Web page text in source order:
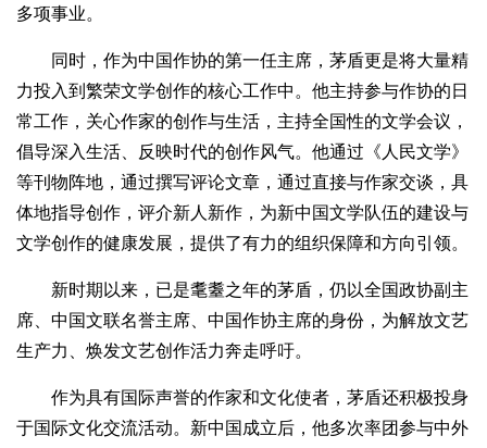
多项事业。
同时，作为中国作协的第一任主席，茅盾更是将大量精
力投入到繁荣文学创作的核心工作中。他主持参与作协的日
常工作，关心作家的创作与生活，主持全国性的文学会议，
倡导深入生活、反映时代的创作风气。他通过《人民文学》
等刊物阵地，通过撰写评论文章，通过直接与作家交谈，具
体地指导创作，评介新人新作，为新中国文学队伍的建设与
文学创作的健康发展，提供了有力的组织保障和方向引领。
新时期以来，已是耄耋之年的茅盾，仍以全国政协副主
席、中国文联名誉主席、中国作协主席的身份，为解放文艺
生产力、焕发文艺创作活力奔走呼吁。
作为具有国际声誉的作家和文化使者，茅盾还积极投身
于国际文化交流活动。新中国成立后，他多次率团参与中外